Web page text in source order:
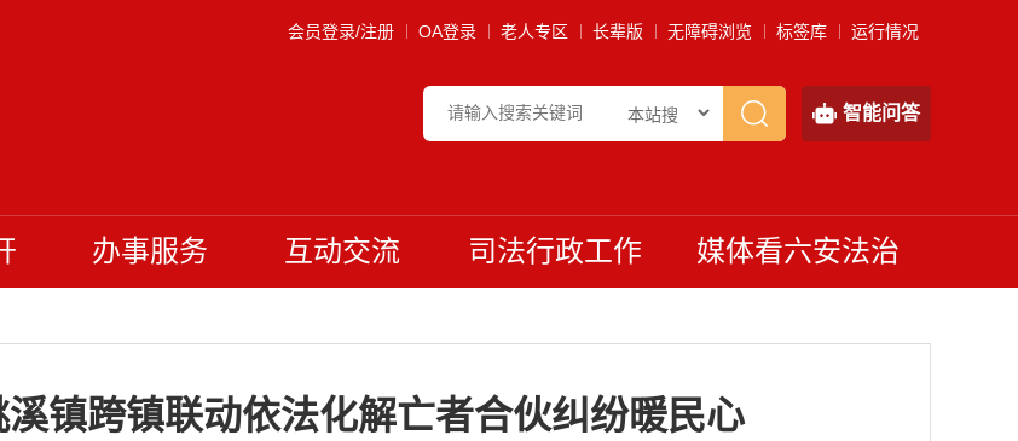
会员登录/注册 OA登录 老人专区 长辈版 无障碍浏览 标签库 运行情况
智能问答
办事服务 互动交流 司法行政工作 媒体看六安法治
镇跨镇联动依法化解亡者合伙纠纷暖民心